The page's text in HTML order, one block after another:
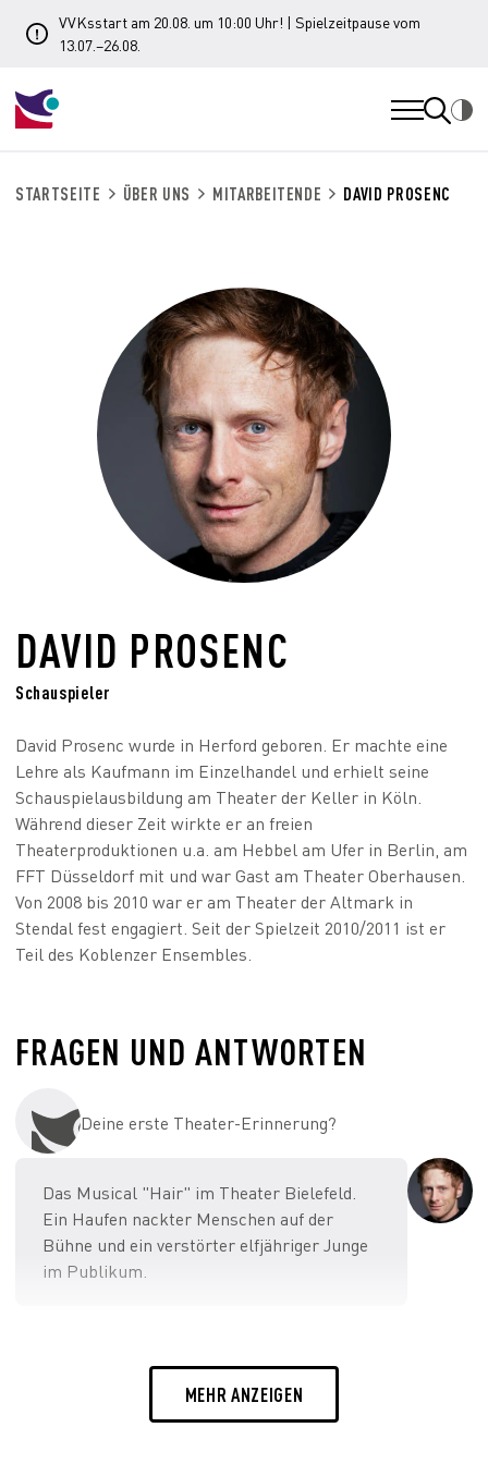
VVKsstart am 20.08. um 10:00 Uhr! | Spielzeitpause vom
13.07.–26.08.
STARTSEITE ÜBER UNS MITARBEITENDE DAVID PROSENC
DAVID PROSENC
Schauspieler
David Prosenc wurde in Herford geboren. Er machte eine
Lehre als Kaufmann im Einzelhandel und erhielt seine
Schauspielausbildung am Theater der Keller in Köln.
Während dieser Zeit wirkte er an freien
Theaterproduktionen u.a. am Hebbel am Ufer in Berlin, am
FFT Düsseldorf mit und war Gast am Theater Oberhausen.
Von 2008 bis 2010 war er am Theater der Altmark in
Stendal fest engagiert. Seit der Spielzeit 2010/2011 ist er
Teil des Koblenzer Ensembles.
FRAGEN UND ANTWORTEN
Deine erste Theater-Erinnerung?
Das Musical "Hair" im Theater Bielefeld.
Ein Haufen nackter Menschen auf der
Bühne und ein verstörter elfjähriger Junge
im Publikum.
MEHR ANZEIGEN